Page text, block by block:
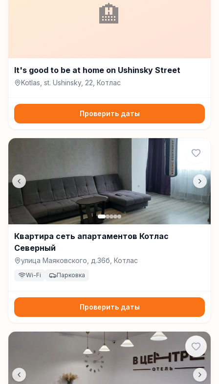
🏨
It's good to be at home on Ushinsky Street
Kotlas, st. Ushinsky, 22, Котлас
Проверить даты
Квартира сеть апартаментов Котлас
Северный
улица Маяковского, д.36б, Котлас
Wi-Fi Парковка
Проверить даты